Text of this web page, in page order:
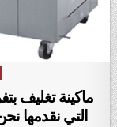
التي نقدمها